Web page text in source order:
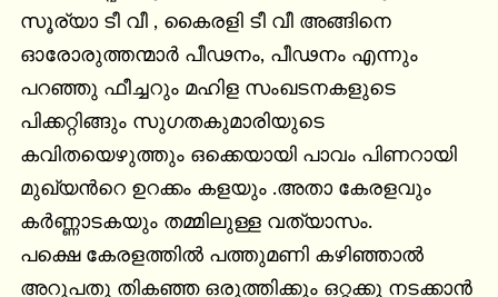
സൂര്യാ ടീ വീ , കൈരളി ടീ വീ അങ്ങിനെ
ഓരോരുത്തന്മാർ പീഢനം, പീഢനം എന്നും
പറഞ്ഞു ഫീച്ചറും മഹിള സംഖടനകളുടെ
പിക്കറ്റിങ്ങും സുഗതകുമാരിയുടെ
കവിതയെഴുത്തും ഒക്കെയായി പാവം പിണറായി
മുഖ്യന്‍റെ ഉറക്കം കളയും .അതാ കേരളവും
കർണ്ണാടകയും തമ്മിലുള്ള വത്യാസം.
പക്ഷെ കേരളത്തിൽ പത്തുമണി കഴിഞ്ഞാൽ
അറുപതു തികഞ്ഞ ഒരുത്തിക്കും ഒറ്റക്കു നടക്കാൻ